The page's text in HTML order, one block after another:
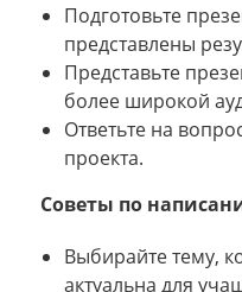
Подготовьте
представлены
Представьте
более широкой
Ответьте на
проекта.
Советы по
Выбирайте тему,
актуальна для